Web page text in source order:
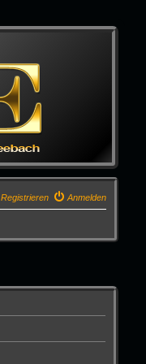
Anmelden
Registrieren